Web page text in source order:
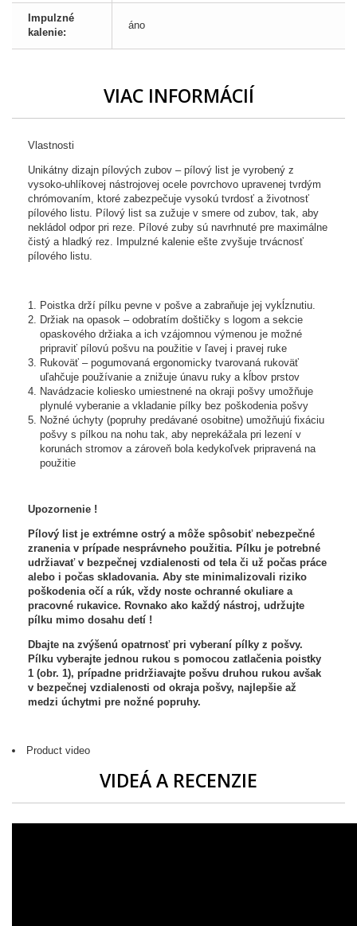
Impulzné
kalenie:
áno
VIAC INFORMÁCIÍ
Vlastnosti
Unikátny dizajn pílových zubov – pílový list je vyrobený z
vysoko-uhlíkovej nástrojovej ocele povrchovo upravenej tvrdým
chrómovaním, ktoré zabezpečuje vysokú tvrdosť a životnosť
pílového listu. Pílový list sa zužuje v smere od zubov, tak, aby
nekládol odpor pri reze. Pílové zuby sú navrhnuté pre maximálne
čistý a hladký rez. Impulzné kalenie ešte zvyšuje trvácnosť
pílového listu.
Poistka drží pílku pevne v pošve a zabraňuje jej vykĺznutiu.
Držiak na opasok – odobratím doštičky s logom a sekcie
opaskového držiaka a ich vzájomnou výmenou je možné
pripraviť pílovú pošvu na použitie v ľavej i pravej ruke
Rukoväť – pogumovaná ergonomicky tvarovaná rukoväť
uľahčuje používanie a znižuje únavu ruky a kĺbov prstov
Navádzacie koliesko umiestnené na okraji pošvy umožňuje
plynulé vyberanie a vkladanie pílky bez poškodenia pošvy
Nožné úchyty (popruhy predávané osobitne) umožňujú fixáciu
pošvy s pílkou na nohu tak, aby neprekážala pri lezení v
korunách stromov a zároveň bola kedykoľvek pripravená na
použitie
Upozornenie !
Pílový list je extrémne ostrý a môže spôsobiť nebezpečné
zranenia v prípade nesprávneho použitia. Pílku je potrebné
udržiavať v bezpečnej vzdialenosti od tela či už počas práce
alebo i počas skladovania. Aby ste minimalizovali riziko
poškodenia očí a rúk, vždy noste ochranné okuliare a
pracovné rukavice. Rovnako ako každý nástroj, udržujte
pílku mimo dosahu detí !
Dbajte na zvýšenú opatrnosť pri vyberaní pílky z pošvy.
Pílku vyberajte jednou rukou s pomocou zatlačenia poistky
1 (obr. 1), prípadne pridržiavajte pošvu druhou rukou avšak
v bezpečnej vzdialenosti od okraja pošvy, najlepšie až
medzi úchytmi pre nožné popruhy.
Product video
VIDEÁ A RECENZIE